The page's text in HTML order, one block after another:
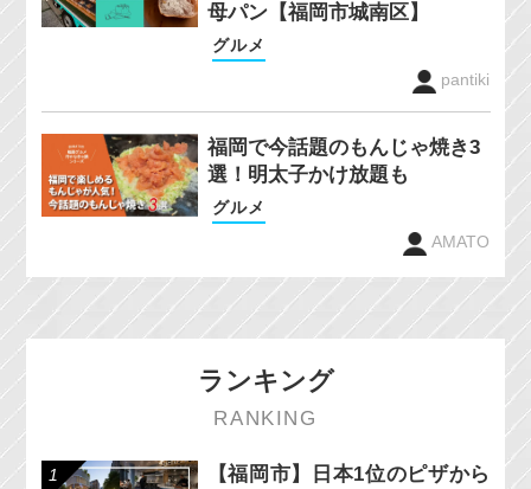
母パン【福岡市城南区】
グルメ
pantiki
福岡で今話題のもんじゃ焼き3
選！明太子かけ放題も
グルメ
AMATO
ランキング
RANKING
【福岡市】日本1位のピザから